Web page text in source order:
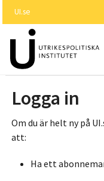
huvudinnehållet
UI.se
Logga in
Om du är helt ny på
att:
Ha ett